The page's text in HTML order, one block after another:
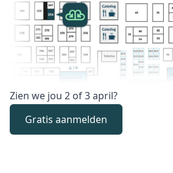
Zien we jou 2 of 3 april?
Gratis aanmelden